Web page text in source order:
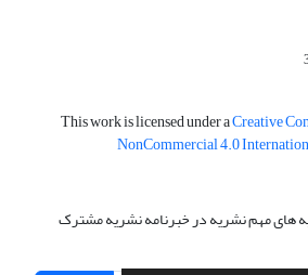
This work is licensed under aCreative
NonCommercial 4.0
های مهم نشریه در خبرنامه نشریه مشترک